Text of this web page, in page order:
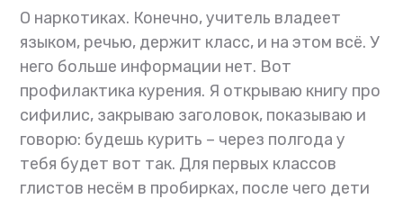
О наркотиках. Конечно, учитель владеет
языком, речью, держит класс, и на этом всё. У
него больше информации нет. Вот
профилактика курения. Я открываю книгу про
сифилис, закрываю заголовок, показываю и
говорю: будешь курить – через полгода у
тебя будет вот так. Для первых классов
глистов несём в пробирках, после чего дети